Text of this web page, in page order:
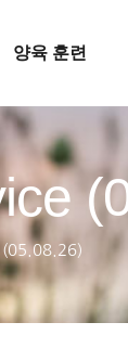
양육 훈련
(05.08.26)